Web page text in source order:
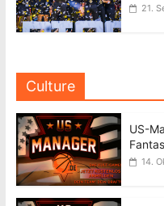
21.
Culture
US-
14.